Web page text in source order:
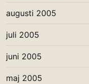
augusti 2005
juli 2005
juni 2005
maj 2005